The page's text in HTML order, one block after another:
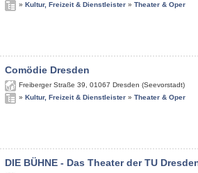
» Kultur, Freizeit & Dienstleister » Theater & Oper
Comödie Dresden
Freiberger Straße 39 01067 Dresden (Seevorstadt)
» Kultur, Freizeit & Dienstleister » Theater & Oper
DIE BÜHNE - Das Theater der TU